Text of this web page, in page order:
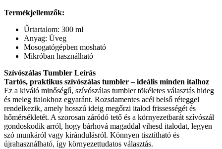
Termékjellemzők:
Űrtartalom: 300 ml
Anyag: Üveg
Mosogatógépben mosható
Mikróban használható
Szívószálas Tumbler Leírás
Tartós, praktikus szívószálas tumbler – ideális minden italhoz
Ez a kiváló minőségű, szívószálas tumbler tökéletes választás hideg
és meleg italokhoz egyaránt. Rozsdamentes acél belső réteggel
rendelkezik, amely hosszú ideig megőrzi italod frissességét és
hőmérsékletét. A szorosan záródó tető és a környezetbarát szívószál
gondoskodik arról, hogy bárhová magaddal vihesd italodat, legyen
szó munkáról vagy kirándulásról. Könnyen tisztítható és
újrahasználható, így környezettudatos választás.